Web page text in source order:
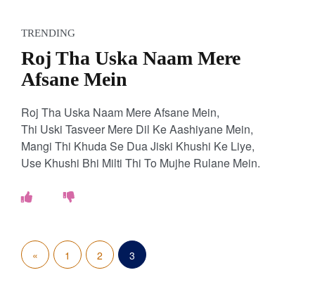
TRENDING
Roj Tha Uska Naam Mere
Afsane Mein
Roj Tha Uska Naam Mere Afsane Mein,
Thi Uski Tasveer Mere Dil Ke Aashiyane Mein,
Mangi Thi Khuda Se Dua Jiski Khushi Ke Liye,
Use Khushi Bhi Milti Thi To Mujhe Rulane Mein.
P« 1 2 3